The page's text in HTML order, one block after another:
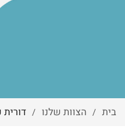
בית / הצוות שלנו /